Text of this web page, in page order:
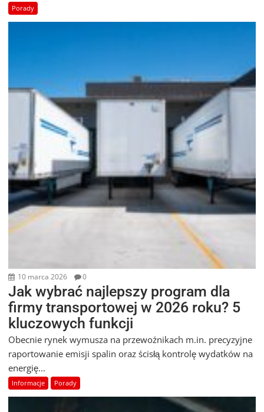
Porady
10 marca 2026 0
Jak wybrać najlepszy program dla
firmy transportowej w 2026 roku? 5
kluczowych funkcji
Obecnie rynek wymusza na przewoźnikach m.in. precyzyjne
raportowanie emisji spalin oraz ścisłą kontrolę wydatków na
energię...
Informacje Porady